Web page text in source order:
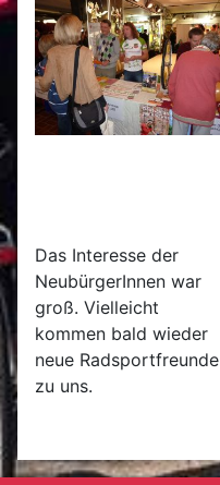
Das Interesse der
NeubürgerInnen war
groß. Vielleicht
kommen bald wieder
neue Radsportfreunde
zu uns.